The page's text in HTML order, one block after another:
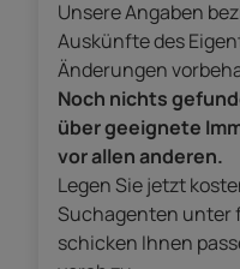
Unsere Angaben
Auskünfte des
Änderungen
Noch nichts
über geeignete
vor allen anderen.
Legen Sie jetzt
Suchagenten unter
schicken Ihnen